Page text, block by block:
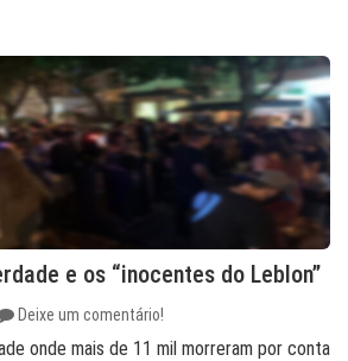
e os “inocentes do Leblon”
Deixe um comentário!
onde mais de 11 mil morreram por conta